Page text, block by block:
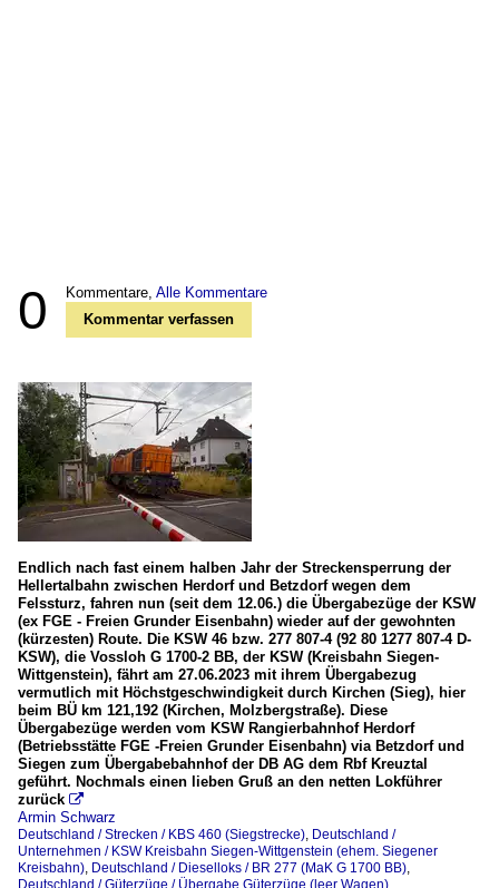
0 Kommentare, Alle Kommentare
Kommentar verfassen
Endlich nach fast einem halben Jahr der Streckensperrung der
Hellertalbahn zwischen Herdorf und Betzdorf wegen dem
Felssturz, fahren nun (seit dem 12.06.) die Übergabezüge der KSW
(ex FGE - Freien Grunder Eisenbahn) wieder auf der gewohnten
(kürzesten) Route. Die KSW 46 bzw. 277 807-4 (92 80 1277 807-4 D-
KSW), die Vossloh G 1700-2 BB, der KSW (Kreisbahn Siegen-
Wittgenstein), fährt am 27.06.2023 mit ihrem Übergabezug
vermutlich mit Höchstgeschwindigkeit durch Kirchen (Sieg), hier
beim BÜ km 121,192 (Kirchen, Molzbergstraße). Diese
Übergabezüge werden vom KSW Rangierbahnhof Herdorf
(Betriebsstätte FGE -Freien Grunder Eisenbahn) via Betzdorf und
Siegen zum Übergabebahnhof der DB AG dem Rbf Kreuztal
geführt. Nochmals einen lieben Gruß an den netten Lokführer
zurück 
Armin Schwarz
Deutschland / Strecken / KBS 460 (Siegstrecke), Deutschland /
Unternehmen / KSW Kreisbahn Siegen-Wittgenstein (ehem. Siegener
Kreisbahn), Deutschland / Dieselloks / BR 277 (MaK G 1700 BB),
Deutschland / Güterzüge / Übergabe Güterzüge (leer Wagen)